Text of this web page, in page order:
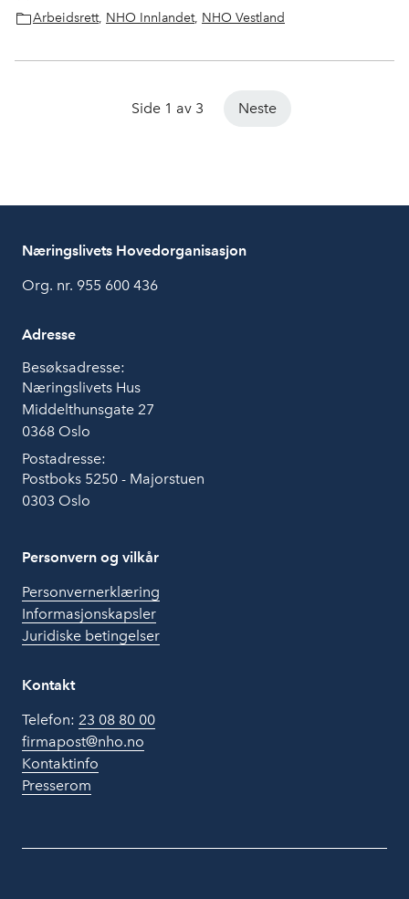
Arbeidsrett, NHO Innlandet, NHO Vestland
Side 1 av 3 Neste
Næringslivets Hovedorganisasjon
Org. nr. 955 600 436
Adresse
Besøksadresse:
Næringslivets Hus
Middelthunsgate 27
0368 Oslo
Postadresse:
Postboks 5250 - Majorstuen
0303 Oslo
Personvern og vilkår
Personvernerklæring
Informasjonskapsler
Juridiske betingelser
Kontakt
Telefon: 23 08 80 00
firmapost@nho.no
Kontaktinfo
Presserom